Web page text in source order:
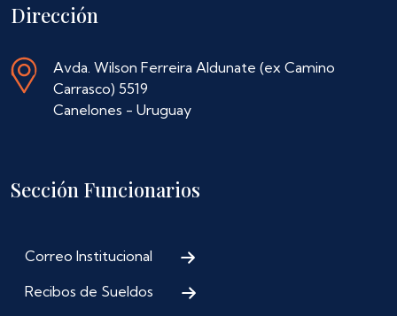
Dirección
Avda. Wilson Ferreira Aldunate (ex Camino
Carrasco) 5519
Canelones - Uruguay
Sección Funcionarios
Correo Institucional
Recibos de Sueldos